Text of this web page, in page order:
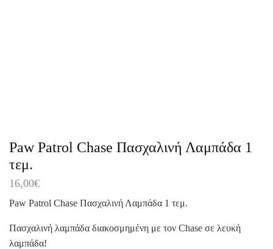
Paw Patrol Chase Πασχαλινή Λαμπάδα 1
τεμ.
16,00€
Paw Patrol Chase Πασχαλινή Λαμπάδα 1 τεμ.
Πασχαλινή λαμπάδα διακοσμημένη με τον Chase σε λευκή
λαμπάδα!